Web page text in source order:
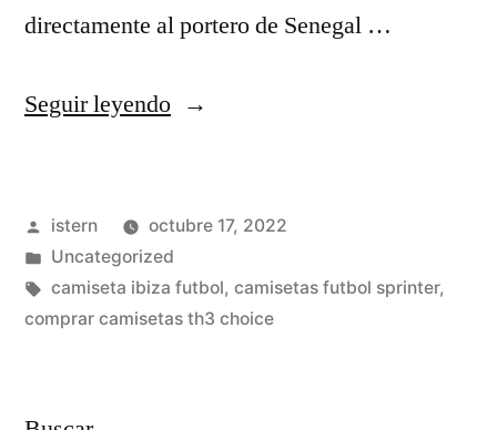
directamente al portero de Senegal …
Seguir leyendo«camiseta
ingles»
Publicado
por
istern
octubre 17, 2022
Publicado
en
Uncategorized
Etiquetas:
camiseta ibiza futbol, camisetas futbol sprinter,
comprar camisetas th3 choice